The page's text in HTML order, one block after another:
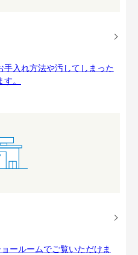
手入れ方法や汚してしまった
。
ールームでご覧いただけま